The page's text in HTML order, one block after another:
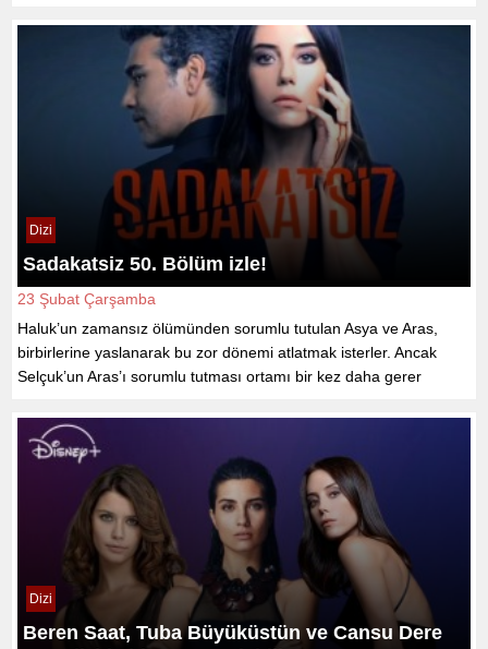
Dizi
Sadakatsiz 50. Bölüm izle!
23 Şubat Çarşamba
Haluk’un zamansız ölümünden sorumlu tutulan Asya ve Aras,
birbirlerine yaslanarak bu zor dönemi atlatmak isterler. Ancak
Selçuk’un Aras’ı sorumlu tutması ortamı bir kez daha gerer
Dizi
Beren Saat, Tuba Büyüküstün ve Cansu Dere